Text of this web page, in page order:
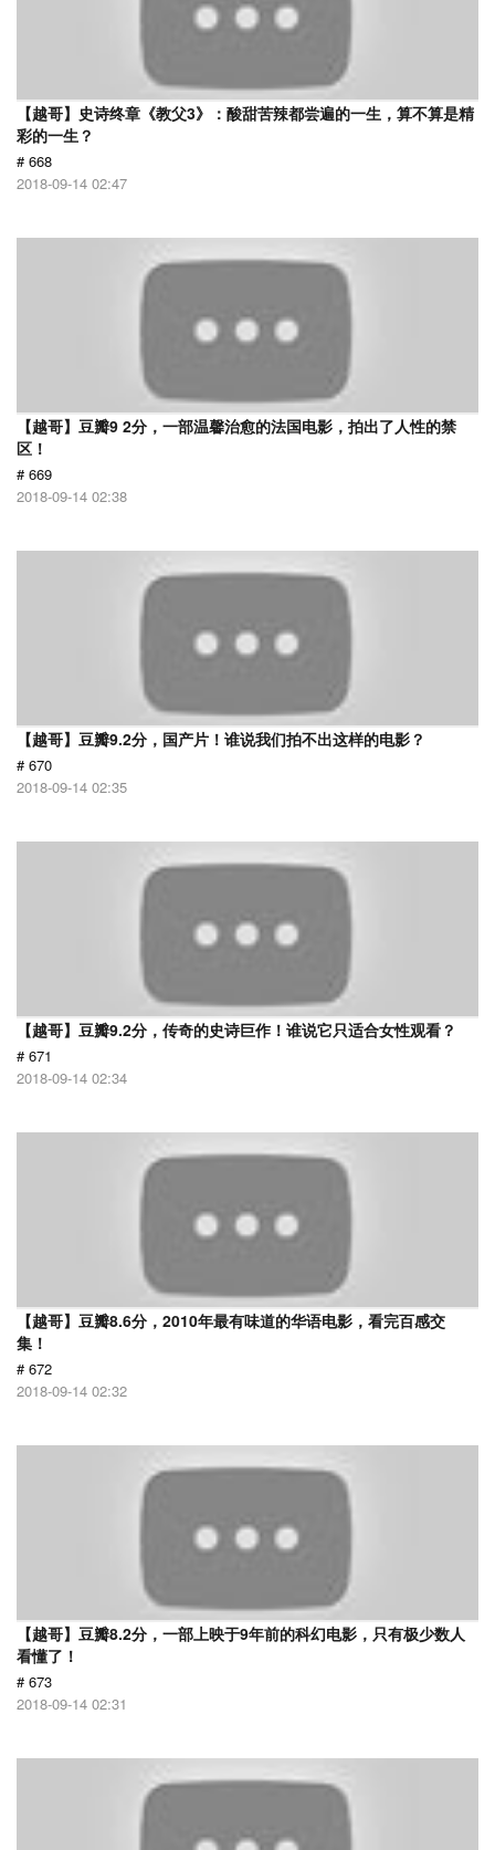
【越哥】史诗终章《教父3》：酸甜苦辣都尝遍的一生，算不算是精
彩的一生？
# 668
2018-09-14 02:47
【越哥】豆瓣9 2分，一部温馨治愈的法国电影，拍出了人性的禁
区！
# 669
2018-09-14 02:38
【越哥】豆瓣9.2分，国产片！谁说我们拍不出这样的电影？
# 670
2018-09-14 02:35
【越哥】豆瓣9.2分，传奇的史诗巨作！谁说它只适合女性观看？
# 671
2018-09-14 02:34
【越哥】豆瓣8.6分，2010年最有味道的华语电影，看完百感交
集！
# 672
2018-09-14 02:32
【越哥】豆瓣8.2分，一部上映于9年前的科幻电影，只有极少数人
看懂了！
# 673
2018-09-14 02:31